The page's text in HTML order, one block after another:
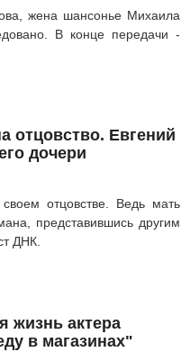
жена шансонье Михаила
В конце передачи -
отцовство. Евгений
дочери
отцовстве. Ведь мать
представившись другим
ДНК.
жизнь актера
в магазинах"